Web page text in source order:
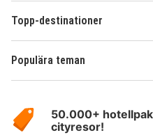
Topp-destinationer
Populära teman
HotelSpecials
50.000+
cityresor!